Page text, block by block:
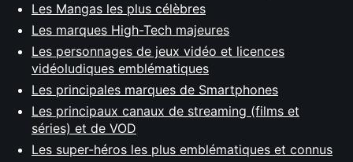
Les Mangas les plus célèbres
Les marques High-Tech majeures
Les personnages de jeux vidéo et licences
vidéoludiques emblématiques
Les principales marques de Smartphones
Les principaux canaux de streaming (films et
séries) et de VOD
Les super-héros les plus emblématiques et connus